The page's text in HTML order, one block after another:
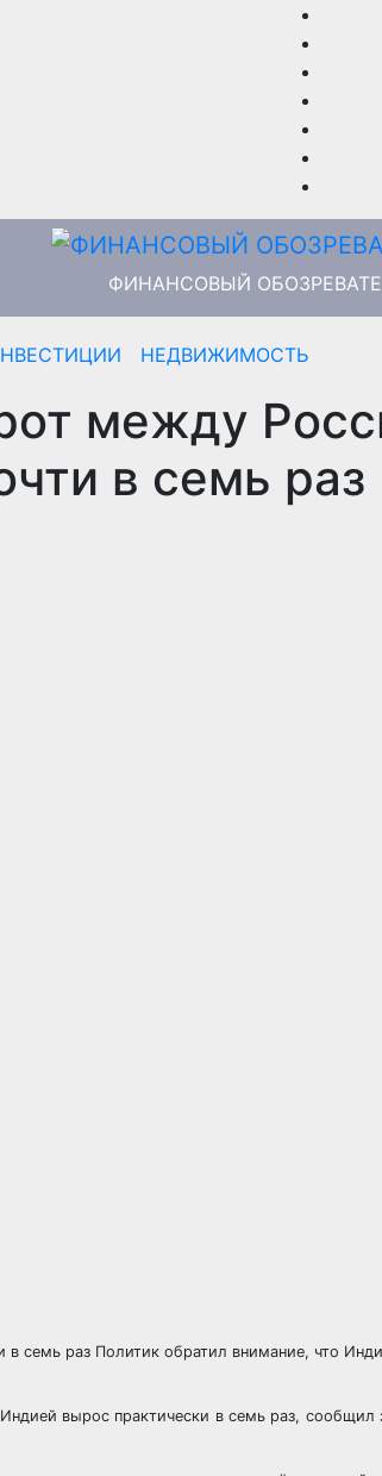
ФИНАНСОВЫЙ
НЕДВИЖИМОСТЬ
между
в семь раз
семь раз Политик обратил внимание, что
вырос практически в семь раз, сообщил